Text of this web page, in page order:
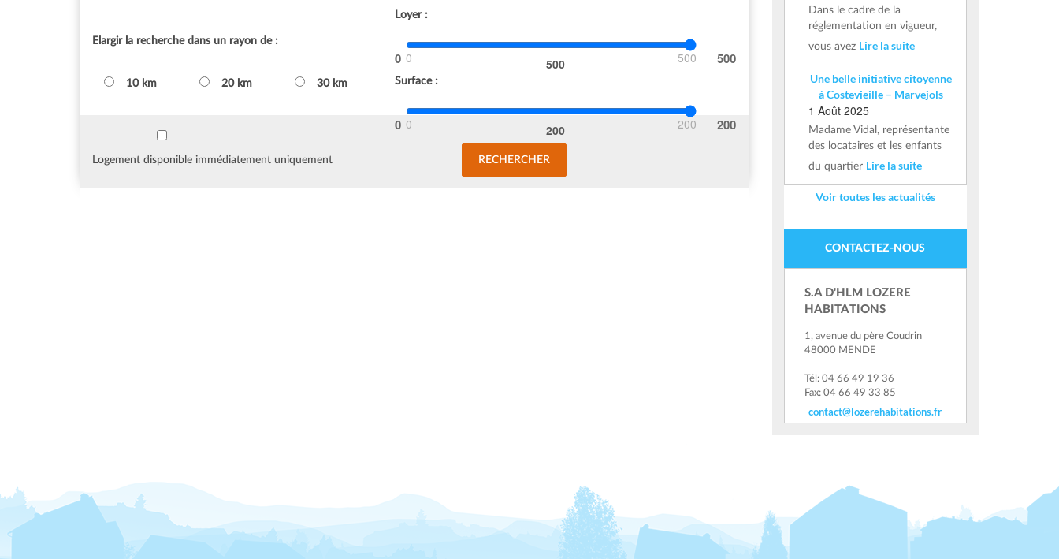
Loyer :
0 500 500
Surface :
0 200 200
Elargir la recherche dans un rayon de :
10 km 20 km 30 km
Logement disponible immédiatement uniquement
Dans le cadre de la
réglementation en vigueur,
vous avez Lire la suite
Une belle initiative citoyenne
à Costevieille – Marvejols
1 Août 2025
Madame Vidal, représentante
des locataires et les enfants
du quartier Lire la suite
Voir toutes les actualités
CONTACTEZ-NOUS
S.A D'HLM LOZERE
HABITATIONS
1, avenue du père Coudrin
48000 MENDE
Tél: 04 66 49 19 36
Fax: 04 66 49 33 85
contact@lozerehabitations.fr